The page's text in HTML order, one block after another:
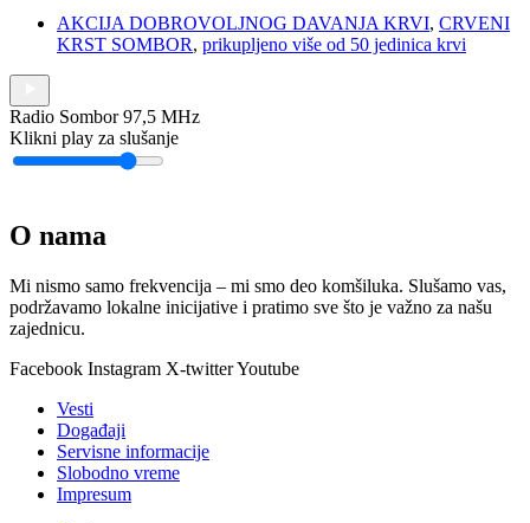
AKCIJA DOBROVOLJNOG DAVANJA KRVI, CRVENI
KRST SOMBOR, prikupljeno više od 50 jedinica krvi
Radio Sombor 97,5 MHz
Klikni play za slušanje
O nama
Mi nismo samo frekvencija – mi smo deo komšiluka. Slušamo vas,
podržavamo lokalne inicijative i pratimo sve što je važno za našu
zajednicu.
Facebook Instagram X-twitterYoutube
Vesti
Događaji
Servisne informacije
Slobodno vreme
Impresum